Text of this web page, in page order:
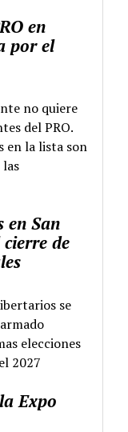
en
por el
no quiere
del PRO.
en la lista son
en San
de
se
elecciones
2027
Expo